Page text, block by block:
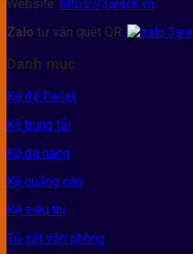
Website: https://3arack.vn
Zalo tư vấn quét QR:
Danh mục
Kệ để Pallet
Kệ trung tải
Kệ đa năng
Kệ quảng cáo
Kệ siêu thị
Tủ sắt văn phòng